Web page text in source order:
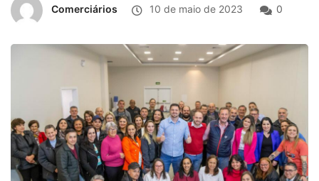
Comerciários 10 de maio de 2023 0